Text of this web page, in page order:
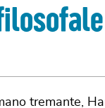
tremante,